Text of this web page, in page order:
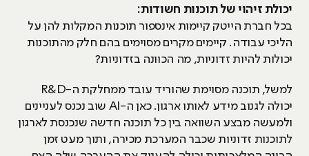
יכולת זיהוי של תוכנות חשודות:
בכל חברת הייטק קיימות אינספור תוכנות המקלות להן על
הליכי עבודה. קיימים מקרים מסוימים בהם חלק מהתוכנות
יכולות להיות זדוניות, מה הכוונה בזדוניות?
למשל, תוכנה מסוימת שהוריד עובד ממחלקת ה-R&D
יכולה לגנוב מידע לאותו ארגון. כאן ה-AI שוב נכנס לעניינים
ולמעשה מבצע השוואה בין כל תוכנה חדשה שנכנסת לארגון
לתוכנות זדוניות שכבר המערכת מכירה, ותוך מעט זמן